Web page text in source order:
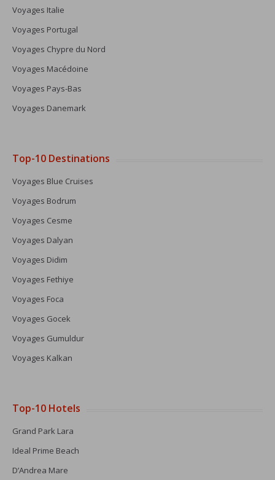
Voyages Italie
Voyages Portugal
Voyages Chypre du Nord
Voyages Macédoine
Voyages Pays-Bas
Voyages Danemark
Top-10 Destinations
Voyages Blue Cruises
Voyages Bodrum
Voyages Cesme
Voyages Dalyan
Voyages Didim
Voyages Fethiye
Voyages Foca
Voyages Gocek
Voyages Gumuldur
Voyages Kalkan
Top-10 Hotels
Grand Park Lara
Ideal Prime Beach
D’Andrea Mare